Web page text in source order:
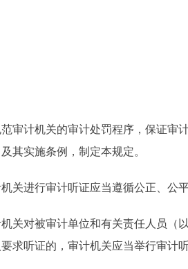
机关的审计处罚程序，保证审计
其实施条例，制定本规定。
进行审计听证应当遵循公正、公平
被审计单位和有关责任人员（以
求听证的，审计机关应当举行审计